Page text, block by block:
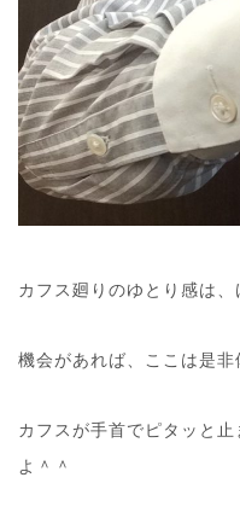
カフス廻りのゆとり感は
機会があれば、ここは是
カフスが手首でピタッと
よ＾＾